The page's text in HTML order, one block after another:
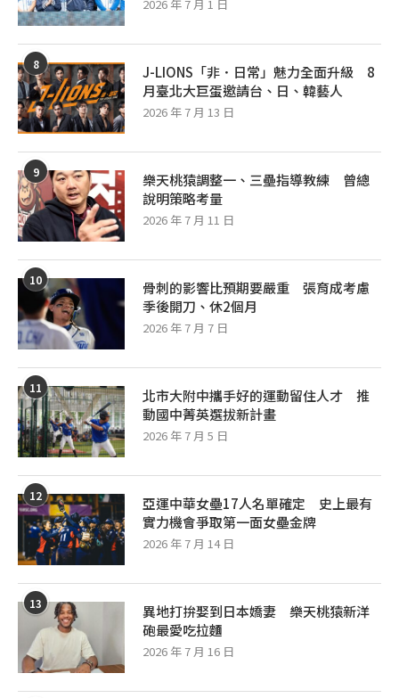
2026 年 7 月 1 日
8
J-LIONS「非．日常」魅力全面升級 8
月臺北大巨蛋邀請台、日、韓藝人
2026 年 7 月 13 日
9
樂天桃猿調整一、三壘指導教練 曾總
說明策略考量
2026 年 7 月 11 日
10
骨刺的影響比預期要嚴重 張育成考慮
季後開刀、休2個月
2026 年 7 月 7 日
11
北市大附中攜手好的運動留住人才 推
動國中菁英選拔新計畫
2026 年 7 月 5 日
12
亞運中華女壘17人名單確定 史上最有
實力機會爭取第一面女壘金牌
2026 年 7 月 14 日
13
異地打拚娶到日本嬌妻 樂天桃猿新洋
砲最愛吃拉麵
2026 年 7 月 16 日